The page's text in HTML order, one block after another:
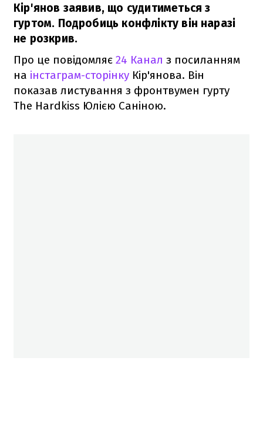
Кір'янов заявив, що судитиметься з
гуртом. Подробиць конфлікту він наразі
не розкрив.
Про це повідомляє 24 Канал з посиланням
на інстаграм-сторінку Кір'янова. Він
показав листування з фронтвумен гурту
The Hardkiss Юлією Саніною.